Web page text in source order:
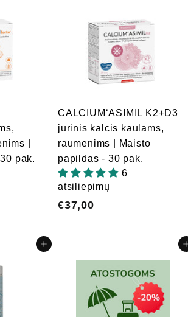
|
pak.
CALCIUM‘ASIMIL K2+D3
jūrinis kalcis kaulams,
raumenims | Maisto
papildas - 30 pak.
6
atsiliepimų
€37,00
0
0
Įdėti į krepšelį Įdėti